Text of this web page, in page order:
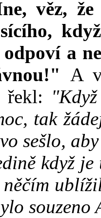
věz,
a
A
tak
sešlo,
když je
souzeno